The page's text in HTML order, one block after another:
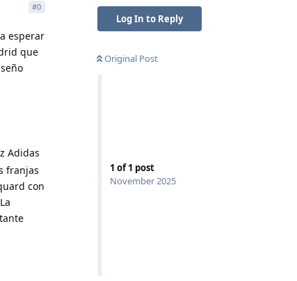
Log In to Reply
Original Post
1 of1 post
November 2025
#0
esperar
que
Adidas
franjas
con